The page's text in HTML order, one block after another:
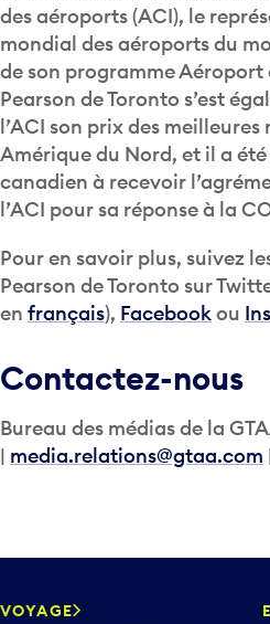
des aéroports (ACI), le
mondial des aéroports du
de son programme Aéroport
Pearson de Toronto s’est
l’ACI son prix des meilleures
Amérique du Nord, et il a
canadien à recevoir
l’ACI pour sa réponse à la
Pour en savoir plus, suivez
Pearson de Toronto sur
en français), Facebook ou
Contactez-nous
Bureau des médias de la
| media.relations@gtaa.com
VOYAGE